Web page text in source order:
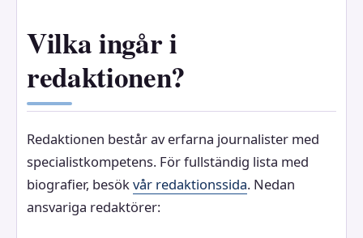
Vilka ingår i
redaktionen?
Redaktionen består av erfarna journalister med
specialistkompetens. För fullständig lista med
biografier, besökvår redaktionssida. Nedan
ansvariga redaktörer: